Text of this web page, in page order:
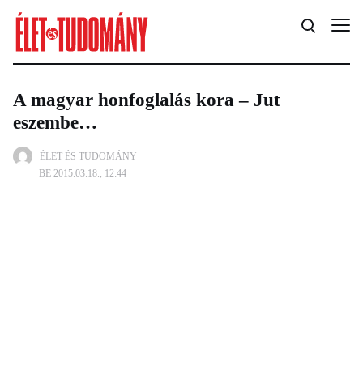
ÉLET ÉS TUDOMÁNY
BE 2015.03.18., 12:44
A magyar honfoglalás kora – Jut
eszembe…